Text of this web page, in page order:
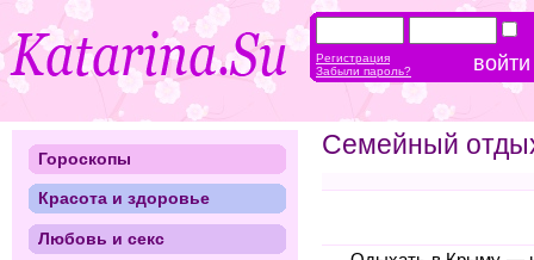
Семейный
Гороскопы
Красота и здоровье
Любовь и секс
Регистрация
Забыли пароль?